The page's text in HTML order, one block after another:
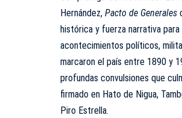
Hernández, Pacto de Generales
histórica y fuerza narrativa
acontecimientos políticos,
marcaron el país entre 1890 y
profundas convulsiones que
firmado en Hato de Nigua,
Piro Estrella.